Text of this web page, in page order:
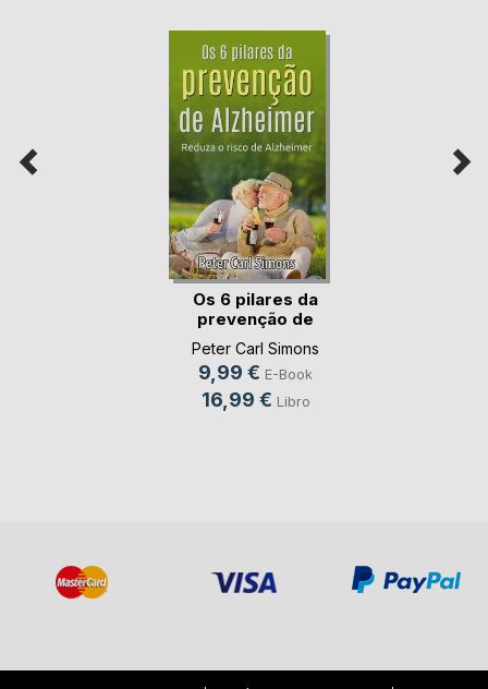
Os 6 pilares da
prevenção de
Alzhe(...)
Peter Carl Simons
9,99 € E-Book
16,99 € Libro